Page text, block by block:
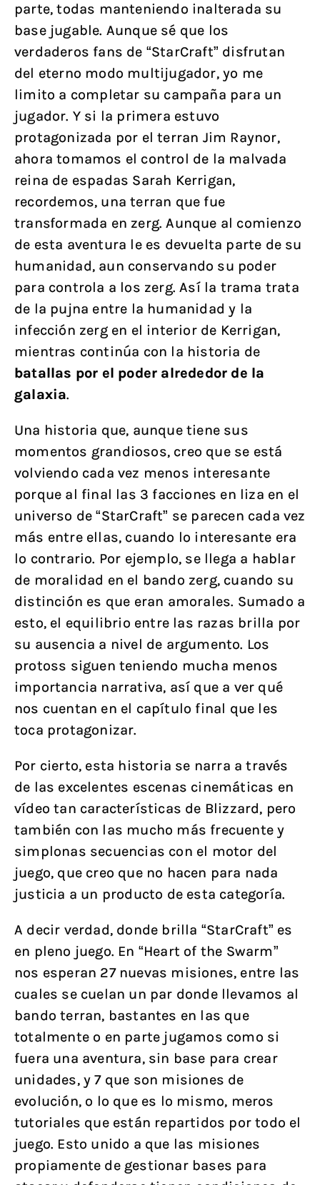
parte, todas manteniendo inalterada su
base jugable. Aunque sé que los
verdaderos fans de “StarCraft” disfrutan
del eterno modo multijugador, yo me
limito a completar su campaña para un
jugador. Y si la primera estuvo
protagonizada por el terran Jim Raynor,
ahora tomamos el control de la malvada
reina de espadas Sarah Kerrigan,
recordemos, una terran que fue
transformada en zerg. Aunque al comienzo
de esta aventura le es devuelta parte de su
humanidad, aun conservando su poder
para controla a los zerg. Así la trama trata
de la pujna entre la humanidad y la
infección zerg en el interior de Kerrigan,
mientras continúa con la historia de
batallas por el poder alrededor de la
galaxia.
Una historia que, aunque tiene sus
momentos grandiosos, creo que se está
volviendo cada vez menos interesante
porque al final las 3 facciones en liza en el
universo de “StarCraft” se parecen cada vez
más entre ellas, cuando lo interesante era
lo contrario. Por ejemplo, se llega a hablar
de moralidad en el bando zerg, cuando su
distinción es que eran amorales. Sumado a
esto, el equilibrio entre las razas brilla por
su ausencia a nivel de argumento. Los
protoss siguen teniendo mucha menos
importancia narrativa, así que a ver qué
nos cuentan en el capítulo final que les
toca protagonizar.
Por cierto, esta historia se narra a través
de las excelentes escenas cinemáticas en
vídeo tan características de Blizzard, pero
también con las mucho más frecuente y
simplonas secuencias con el motor del
juego, que creo que no hacen para nada
justicia a un producto de esta categoría.
A decir verdad, donde brilla “StarCraft” es
en pleno juego. En “Heart of the Swarm”
nos esperan 27 nuevas misiones, entre las
cuales se cuelan un par donde llevamos al
bando terran, bastantes en las que
totalmente o en parte jugamos como si
fuera una aventura, sin base para crear
unidades, y 7 que son misiones de
evolución, o lo que es lo mismo, meros
tutoriales que están repartidos por todo el
juego. Esto unido a que las misiones
propiamente de gestionar bases para